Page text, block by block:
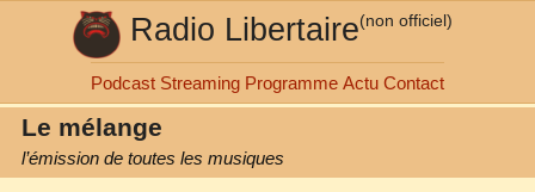
Radio Libertaire(non officiel)
Podcast Streaming Programme Actu Contact
Le mélange
l’émission de toutes les musiques